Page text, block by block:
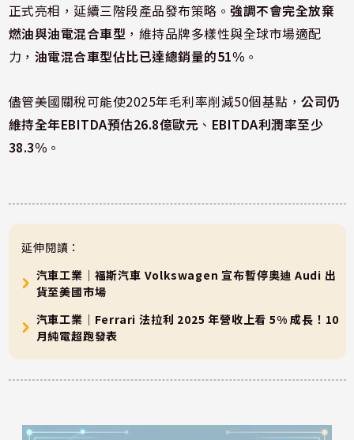
正式亮相，延續三階段產品發布策略。強調不會完全放棄
燃油與油電混合車型 ，維持品牌多樣性與全球市場適配
力， 油電混合車型佔比已達總銷量的51% 。
儘管美國關稅可能使2025年毛利率削減50個基點，公司仍
維持全年EBITDA預估26.8億歐元 、 EBITDA利潤率至少
38.3% 。
延伸閱讀：
汽車工業｜福斯汽車 Volkswagen 宣布暫停奧迪 Audi 出
貨至美國市場
汽車工業｜Ferrari 法拉利 2025 年營收上看 5% 成長！10
月純電超跑發表